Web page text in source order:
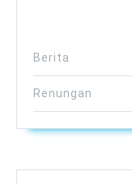
Berita
Renungan